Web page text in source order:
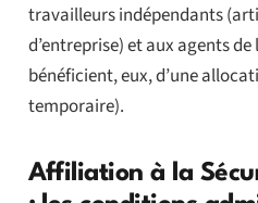
travailleurs indépendants
d’entreprise) et aux agents
bénéficient, eux, d’une
temporaire).
Affiliation à la